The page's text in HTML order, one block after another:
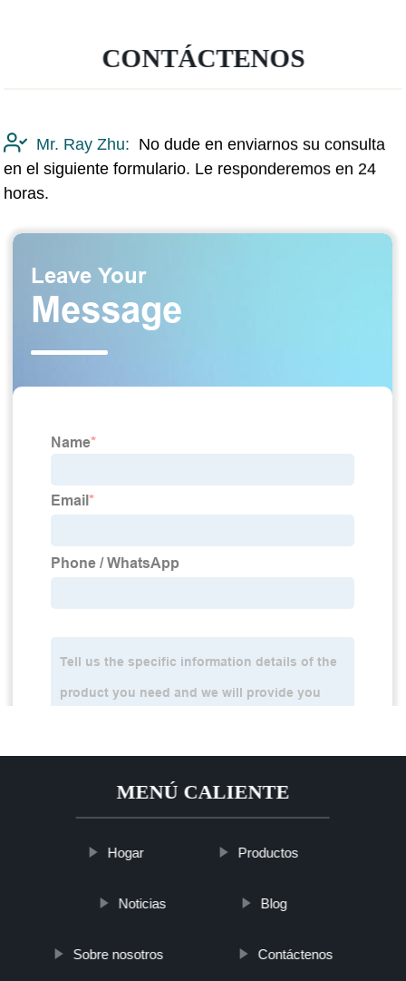
CONTÁCTENOS
Mr. Ray Zhu: No dude en enviarnos su consulta
en el siguiente formulario. Le responderemos en 24
horas.
MENÚ CALIENTE
Hogar Productos
Noticias Blog
Sobre nosotros Contáctenos